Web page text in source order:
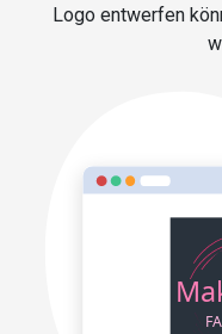
Logo entwerfen